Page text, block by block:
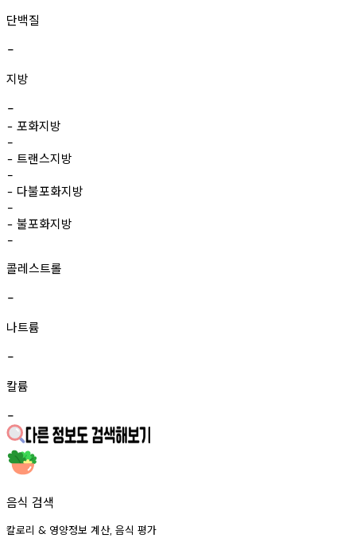
단백질
-
지방
-
- 포화지방
-
- 트랜스지방
-
- 다불포화지방
-
- 불포화지방
-
콜레스트롤
-
나트륨
-
칼륨
-
음식 검색
칼로리 & 영양정보 계산, 음식 평가